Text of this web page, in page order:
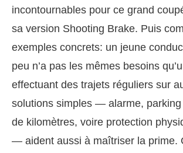
incontournables pour ce grand
sa version Shooting Brake. Puis
exemples concrets: un jeune
peu n’a pas les mêmes besoins
effectuant des trajets réguliers sur
solutions simples — alarme,
de kilomètres, voire protection
— aident aussi à maîtriser la prime.